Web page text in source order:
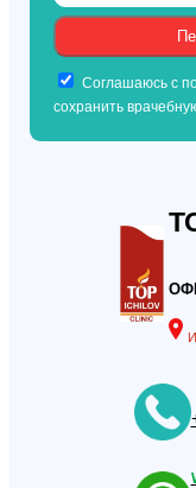
Соглашаюсь с
сохранить